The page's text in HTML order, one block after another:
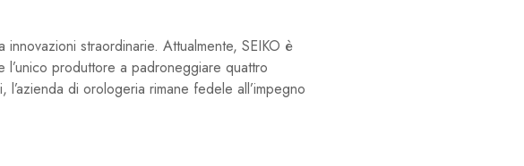
straordinarie. Attualmente, SEIKO è
produttore a padroneggiare quattro
di orologeria rimane fedele all’impegno